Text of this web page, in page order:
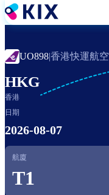
移
至
內
容
UO898|香港快運航空
HKG
香港
日期
2026-08-07
航廈
T1